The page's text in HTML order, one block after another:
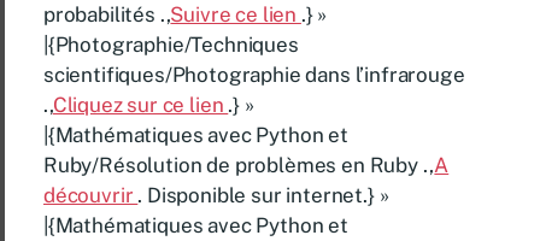
probabilités .,Suivre ce lien .} »
|{Photographie/Techniques
scientifiques/Photographie dans l’infrarouge
.,Cliquez sur ce lien .} »
|{Mathématiques avec Python et
Ruby/Résolution de problèmes en Ruby .,A
découvrir . Disponible sur internet.} »
|{Mathématiques avec Python et